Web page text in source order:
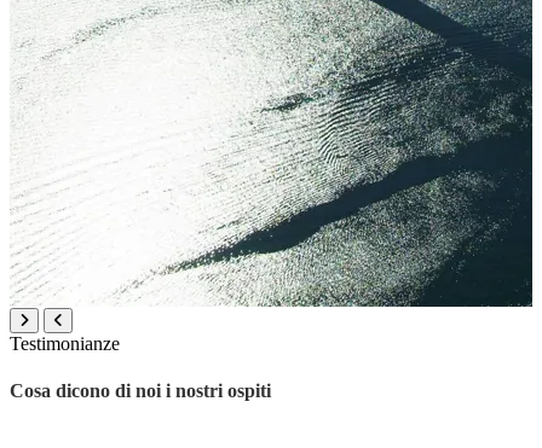
Testimonianze
Cosa dicono di noi i nostri ospiti